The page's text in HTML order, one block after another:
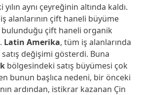
aynı çeyreğinin altında kaldı.
alanlarının çift haneli büyüme
bulunduğu çift haneli organik
Latin Amerika, tüm iş alanlarında
değişimi gösterdi. Buna
bölgesindeki satış büyümesi çok
bunun başlıca nedeni, bir önceki
ardından, istikrar kazanan Çin